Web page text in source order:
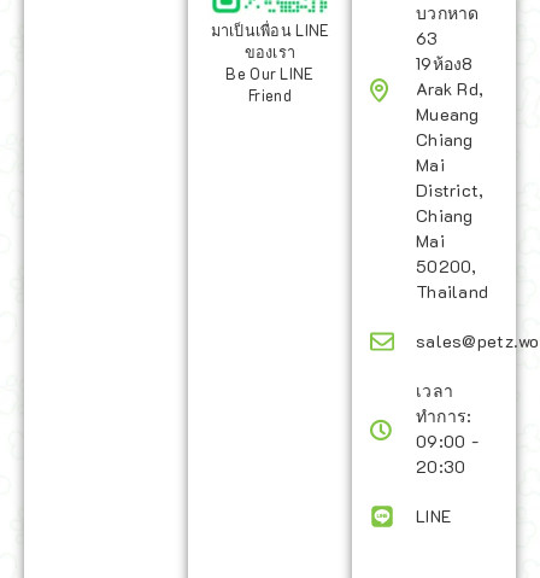
มาเป็นเพื่อน LINE
ของเรา
Be Our LINE
Friend
บวกหาด
63
19ห้อง8
Arak Rd,
Mueang
Chiang
Mai
District,
Chiang
Mai
50200,
Thailand
เวลา
ทำการ:
09:00 -
20:30
LINE